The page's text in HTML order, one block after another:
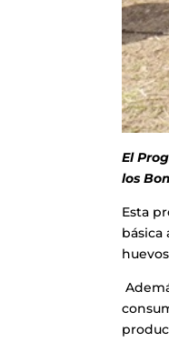
El
los
Esta
básica